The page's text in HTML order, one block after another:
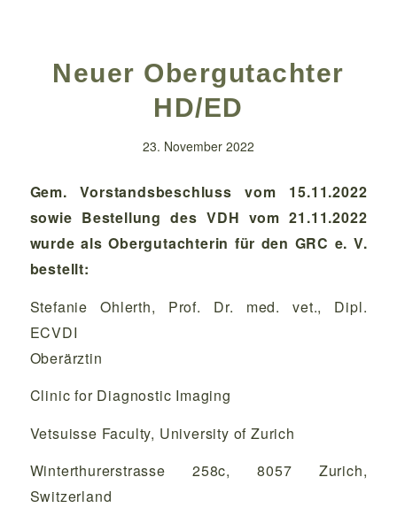
Neuer Obergutachter
HD/ED
23. November 2022
Gem. Vorstandsbeschluss vom 15.11.2022
sowie Bestellung des VDH vom 21.11.2022
wurde als Obergutachterin für den GRC e. V.
bestellt:
Stefanie Ohlerth, Prof. Dr. med. vet., Dipl.
ECVDI
Oberärztin
Clinic for Diagnostic Imaging
Vetsuisse Faculty, University of Zurich
Winterthurerstrasse 258c, 8057 Zurich,
Switzerland